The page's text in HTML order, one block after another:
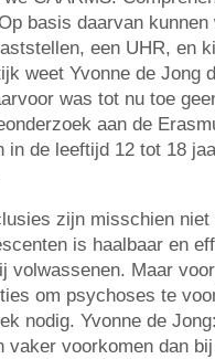
basis daarvan
een UHR, en
weet Yvonne de Jong
was tot nu toe
aan de
in de leeftijd 12 tot 18
zijn misschien
is haalbaar en
volwassenen. Maar
om psychoses te
nodig. Yvonne de
vaker voorkomen dan